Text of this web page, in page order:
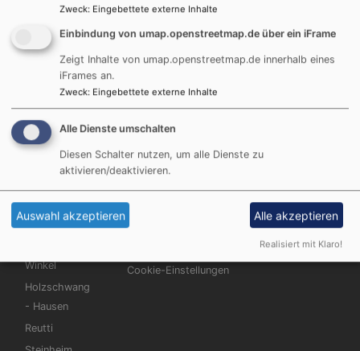
Tel.: 0731 / 264210
E-mail: pfarramt.elchingen@elkb.de
Öffnungszeiten:
Montag 9.00 - 12.00 Uhr
Dienstag 9.00 - 12.00 Uhr
Donnerstag 9.00 - 12.00 Uhr
Startseite
Evangelisch
Winkel
Holzschwang
- Hausen
Reutti
Impressum
Datenschutzerklärung
Cookie-Einstellungen
Anmelden
Zweck: Eingebettete externe Inhalte
Einbindung von umap.openstreetmap.de über ein iFrame
Zeigt Inhalte von umap.openstreetmap.de innerhalb eines
iFrames an.
Zweck: Eingebettete externe Inhalte
Alle Dienste umschalten
Diesen Schalter nutzen, um alle Dienste zu
aktivieren/deaktivieren.
Auswahl akzeptieren Alle akzeptieren
Realisiert mit Klaro!